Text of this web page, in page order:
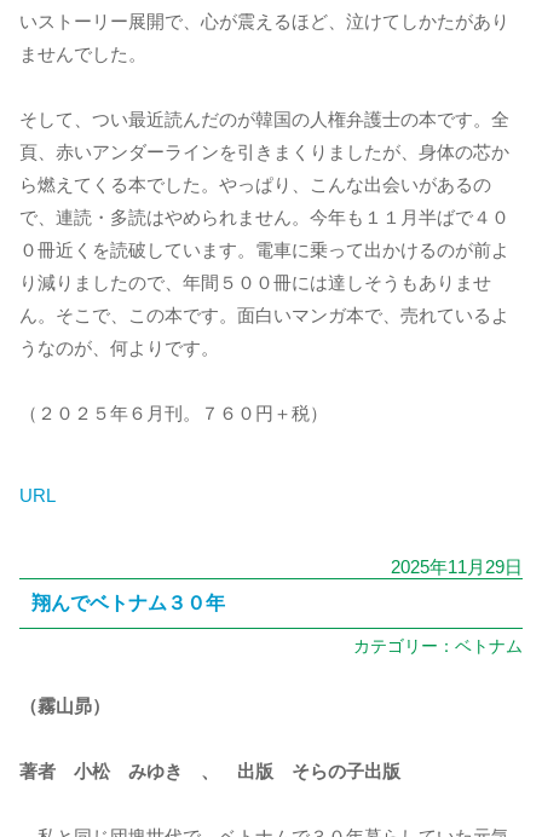
いストーリー展開で、心が震えるほど、泣けてしかたがあり
ませんでした。
そして、つい最近読んだのが韓国の人権弁護士の本です。全
頁、赤いアンダーラインを引きまくりましたが、身体の芯か
ら燃えてくる本でした。やっぱり、こんな出会いがあるの
で、連読・多読はやめられません。今年も１１月半ばで４０
０冊近くを読破しています。電車に乗って出かけるのが前よ
り減りましたので、年間５００冊には達しそうもありませ
ん。そこで、この本です。面白いマンガ本で、売れているよ
うなのが、何よりです。
（２０２５年６月刊。７６０円＋税）
URL
2025年11月29日
翔んでベトナム３０年
カテゴリー： ベトナム
（霧山昴）
著者 小松 みゆき 、 出版 そらの子出版